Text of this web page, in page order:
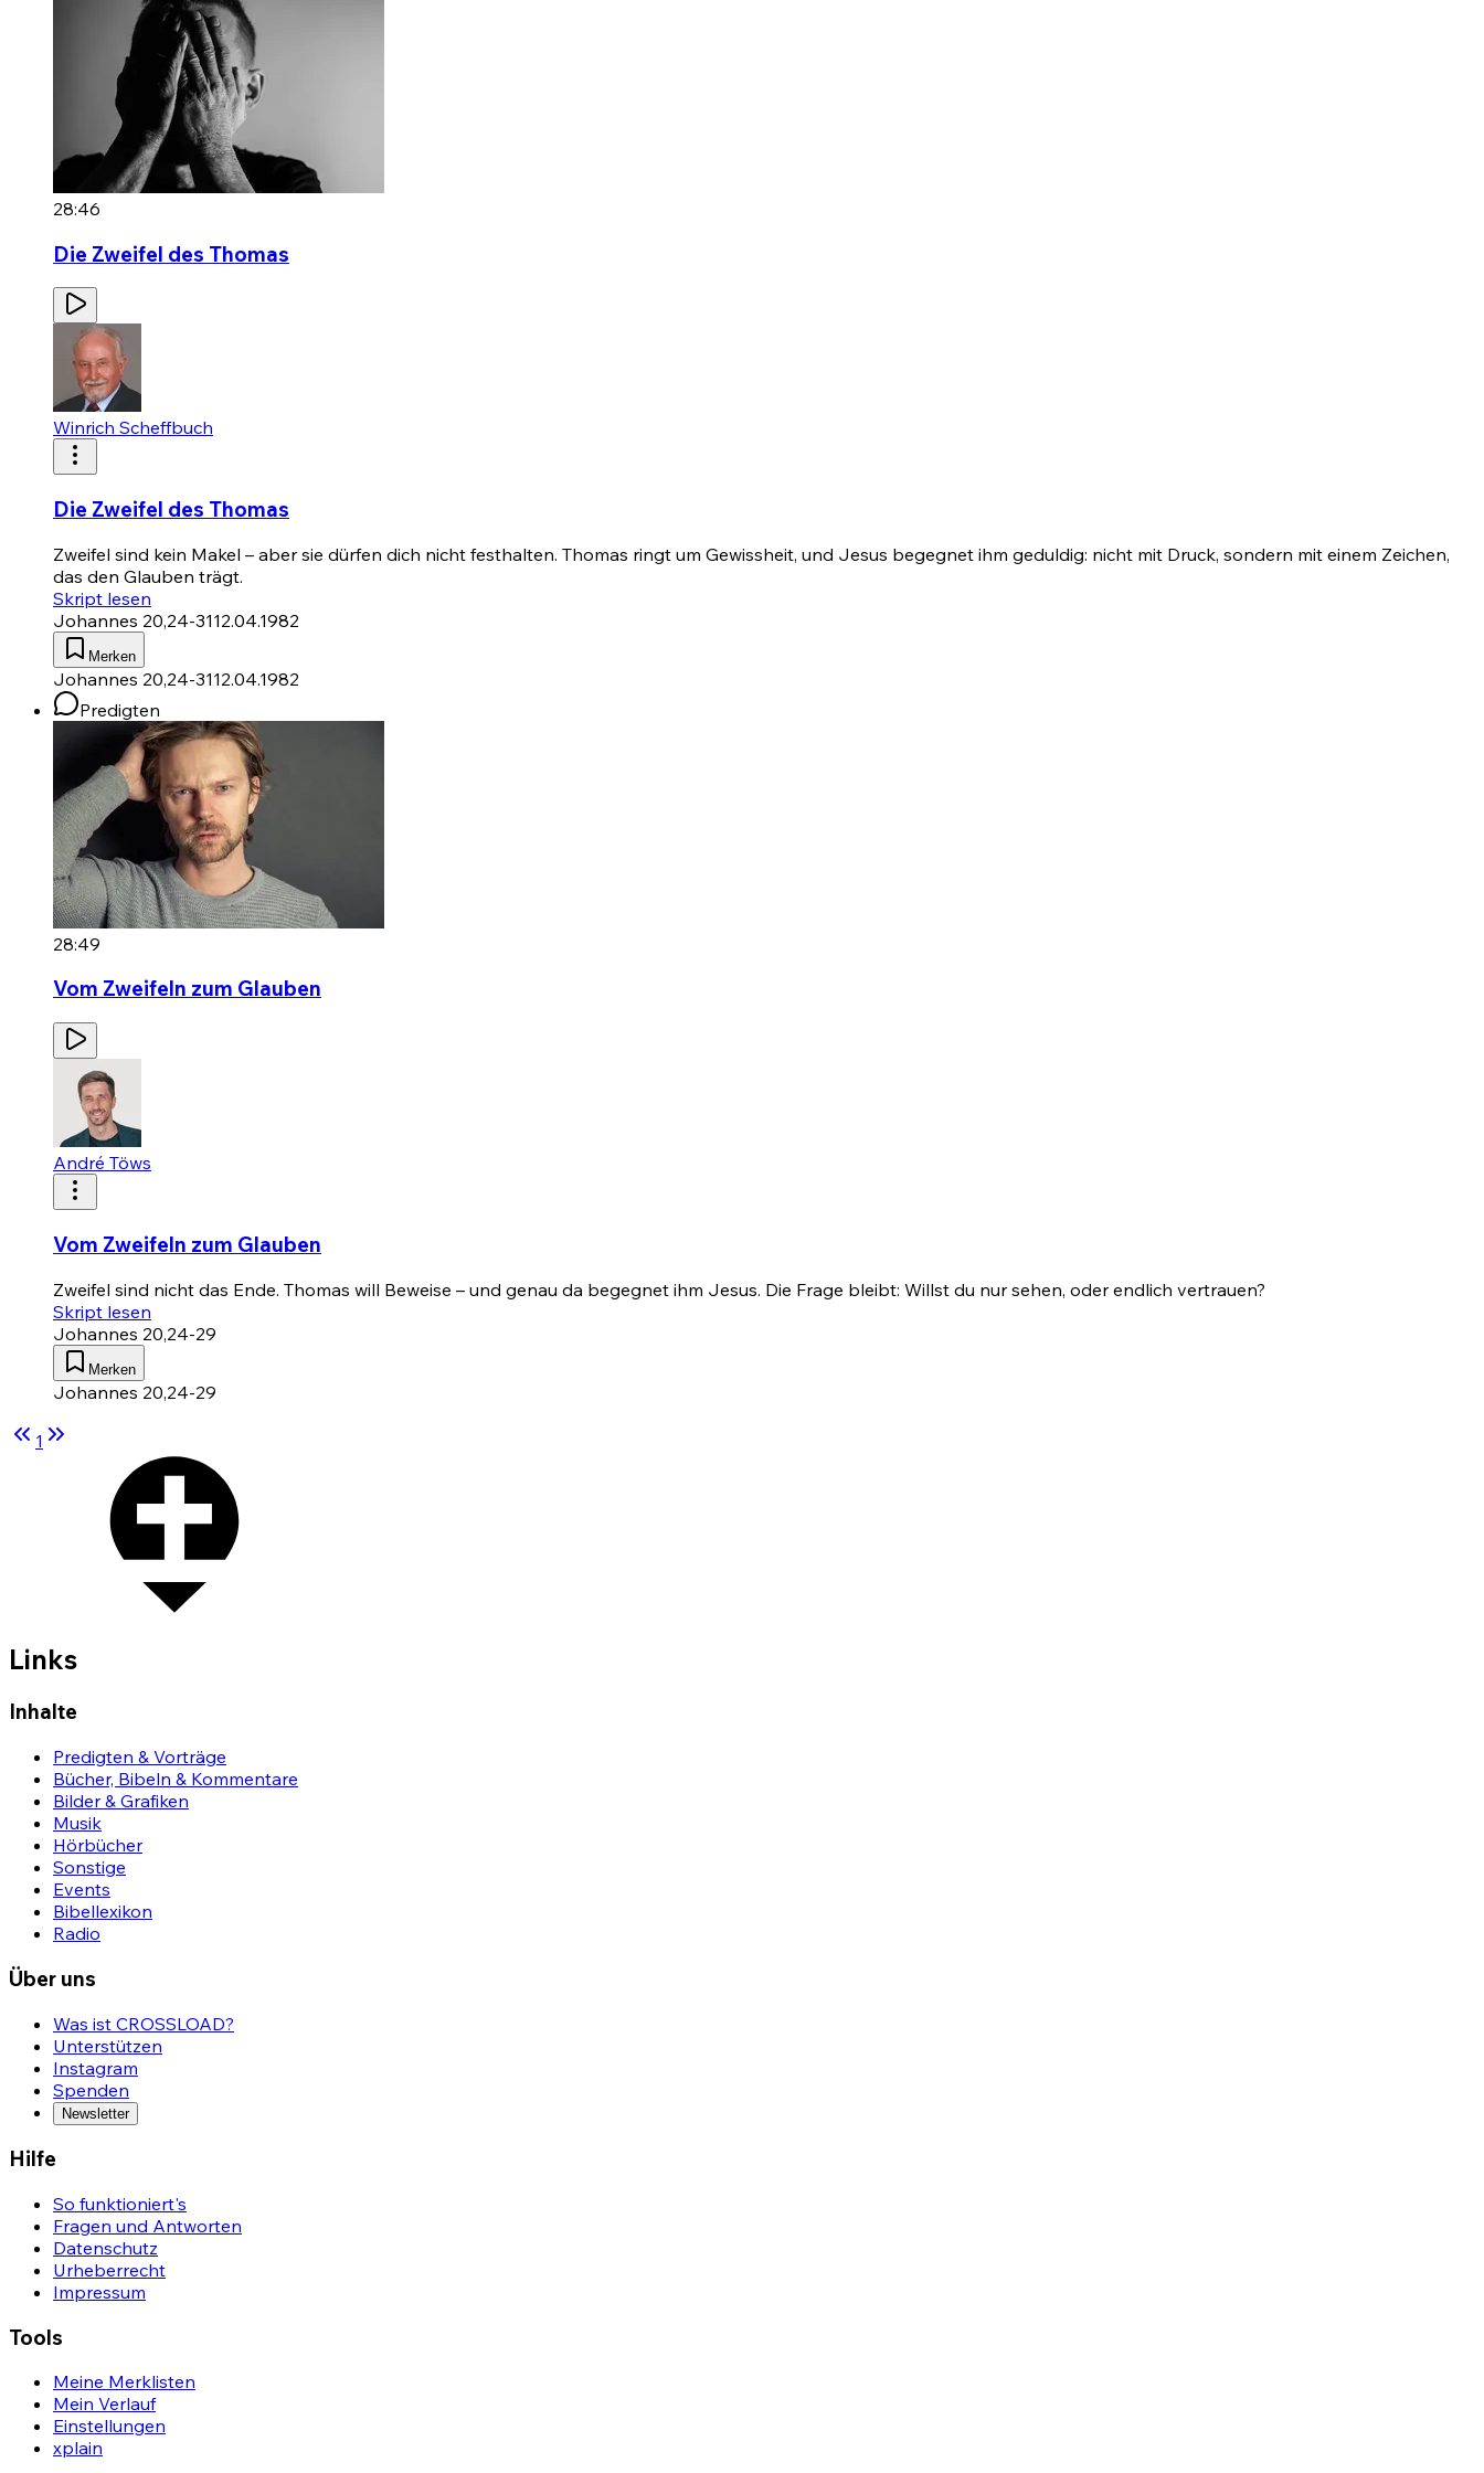
28:46
Die Zweifel des Thomas
Winrich Scheffbuch
Die Zweifel des Thomas
Zweifel sind kein Makel – aber sie dürfen dich nicht festhalten. Thomas ringt um Gewissheit, und Jesus begegnet ihm geduldig: nicht mit Druck, sondern mit einem Zeichen,
das den Glauben trägt.
Skript lesen
Johannes 20,24-3112.04.1982
Merken
Johannes 20,24-3112.04.1982
Predigten
28:49
Vom Zweifeln zum Glauben
André Töws
Vom Zweifeln zum Glauben
Zweifel sind nicht das Ende. Thomas will Beweise – und genau da begegnet ihm Jesus. Die Frage bleibt: Willst du nur sehen, oder endlich vertrauen?
Skript lesen
Johannes 20,24-29
Merken
Johannes 20,24-29
1
Links
Inhalte
Predigten & Vorträge
Bücher, Bibeln & Kommentare
Bilder & Grafiken
Musik
Hörbücher
Sonstige
Events
Bibellexikon
Radio
Über uns
Was ist CROSSLOAD?
Unterstützen
Instagram
Spenden
Newsletter
Hilfe
So funktioniert's
Fragen und Antworten
Datenschutz
Urheberrecht
Impressum
Tools
Meine Merklisten
Mein Verlauf
Einstellungen
xplain